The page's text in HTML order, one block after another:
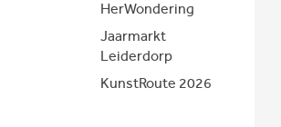
HerWondering
Jaarmarkt
Leiderdorp
KunstRoute 2026